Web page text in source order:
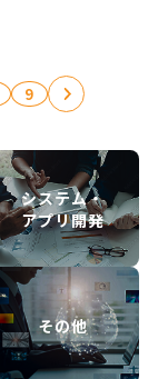
9
システム・
アプリ開発
その他